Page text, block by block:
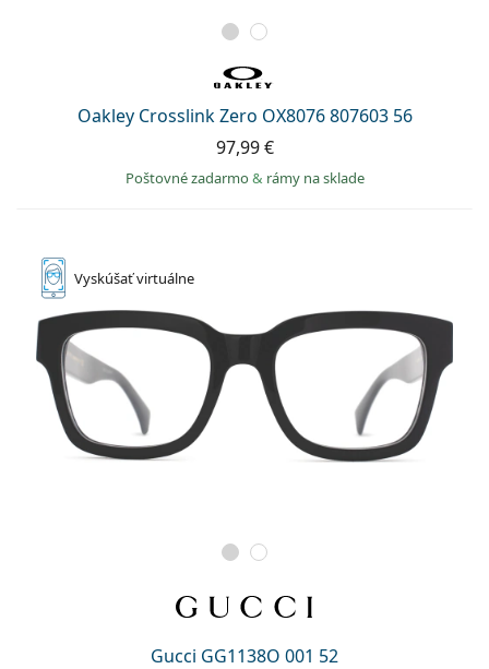
Oakley Crosslink Zero OX8076 807603 56
97,99 €
Poštovné zadarmo& rámy na sklade
Vyskúšaťvirtuálne
Gucci GG1138O 001 52